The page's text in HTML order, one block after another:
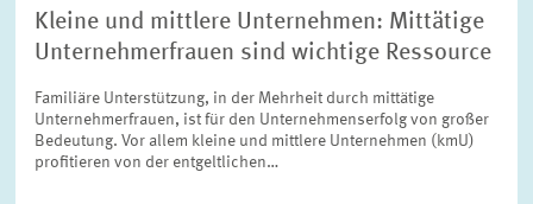
Kleine und mittlere Unternehmen: Mittätige
Unternehmerfrauen sind wichtige Ressource
Familiäre Unterstützung, in der Mehrheit durch mittätige
Unternehmerfrauen, ist für den Unternehmenserfolg von großer
Bedeutung. Vor allem kleine und mittlere Unternehmen (kmU)
profitieren von der entgeltlichen…